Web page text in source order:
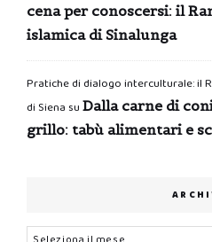
cena per conoscersi: il
islamica di Sinalunga
Pratiche di dialogo interculturale: il
di Siena su Dalla carne di
grillo: tabù alimentari e
Archivi